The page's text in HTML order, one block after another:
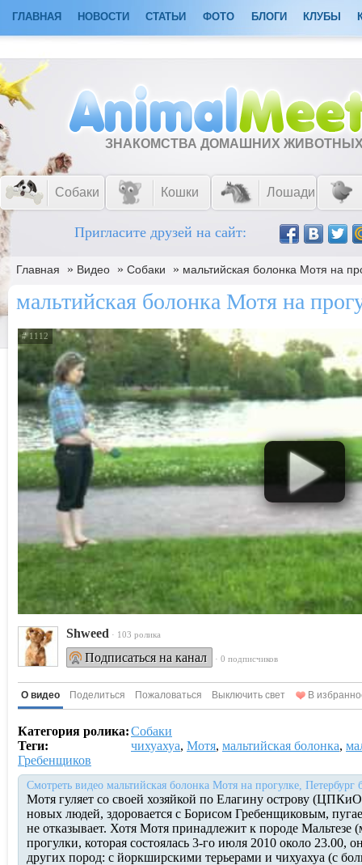
ГЛАВНАЯ НОВОСТИ СТАТЬИ ФОТО БЛОГИ КЛУБЫ
ЗНАКОМСТВА ДОМАШНИХ
Собаки Кошки Лошади
Пригласите друзей на сайт:
Главная » Видео » Собаки » мальтийская болонка Мотя на
мальтийская болонка Мотя на
# 1112
Shweed · 103 ролика
Подписаться на канал · 0 подписчиков
О видео Поделиться Пожаловаться Выключить свет В
Категория ролика:Собаки
Теги:
чихуахуа, Мотя, мальтийская болонка,
Гребенщиков
Смотреть видео мальтийская болонка Мотя на прогулке, Петербург
Мотя гуляет со своей хозяйкой по Елагину острову
новых людей, здоровается с Борисом Гребенщиковым,
не отказывает. Хотя Мотя принадлежит к породе Мальтезе
прогулки, которая состоялась 3-го июля 2010 около 23.00,
других пород: с йоркширскими терьерами и чихуахуа (с